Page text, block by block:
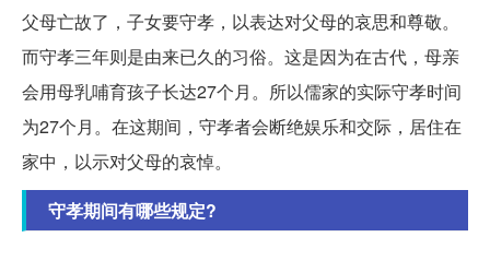
父母亡故了，子女要守孝，以表达对父母的哀思和尊敬。
而守孝三年则是由来已久的习俗。这是因为在古代，母亲
会用母乳哺育孩子长达27个月。所以儒家的实际守孝时间
为27个月。在这期间，守孝者会断绝娱乐和交际，居住在
家中，以示对父母的哀悼。
守孝期间有哪些规定?